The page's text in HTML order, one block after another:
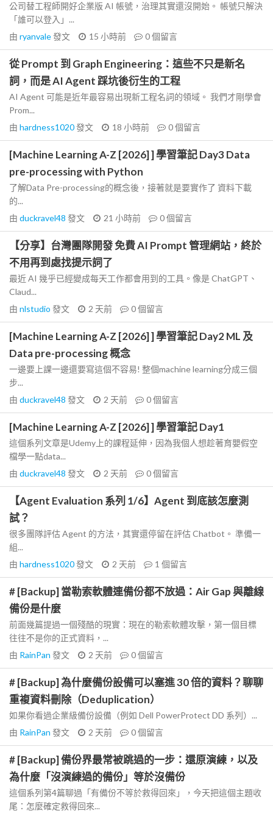
公司替工程師開好企業版 AI 帳號，治理其實還沒開始。 帳號只解決
「誰可以登入」...
由 ryanvale發文 15 小時前 0個留言
從 Prompt 到 Graph Engineering：這些不只是新名
詞，而是 AI Agent 踩坑後衍生的工程
AI Agent 可能是近年最容易出現新工程名詞的領域。 我們才剛學會
Prom...
由 hardness1020發文 18 小時前 0個留言
[Machine Learning A-Z [2026] ] 學習筆記 Day3 Data
pre-processing with Python
了解Data Pre-processing的概念後，接著就是要實作了 資料下載
的...
由 duckravel48 發文 21 小時前 0個留言
【分享】台灣團隊開發 免費 AI Prompt 管理網站，終於
不用再到處找提示詞了
最近 AI 幾乎已經變成每天工作都會用到的工具。像是 ChatGPT、
Claud...
由 nlstudio 發文 2 天前 0個留言
[Machine Learning A-Z [2026] ] 學習筆記 Day2 ML 及
Data pre-processing 概念
一邊要上課一邊還要寫這個不容易! 整個machine learning分成三個
步...
由 duckravel48 發文 2 天前 0個留言
[Machine Learning A-Z [2026] ] 學習筆記 Day1
這個系列文章是Udemy上的課程延伸，因為我個人想趁著育嬰假空
檔學一點data...
由 duckravel48 發文 2 天前 0個留言
【Agent Evaluation 系列 1/6】Agent 到底該怎麼測
試？
很多團隊評估 Agent 的方法，其實還停留在評估 Chatbot。 準備一
組...
由 hardness1020發文 2 天前 1 個留言
# [Backup] 當勒索軟體連備份都不放過：Air Gap 與離線
備份是什麼
前面幾篇提過一個殘酷的現實：現在的勒索軟體攻擊，第一個目標
往往不是你的正式資料，...
由 RainPan 發文 2 天前 0個留言
# [Backup] 為什麼備份設備可以塞進 30 倍的資料？聊聊
重複資料刪除（Deduplication）
如果你看過企業級備份設備（例如 Dell PowerProtect DD 系列）...
由 RainPan 發文 2 天前 0個留言
# [Backup] 備份界最常被跳過的一步：還原演練，以及
為什麼「沒演練過的備份」等於沒備份
這個系列第4篇聊過「有備份不等於救得回來」，今天把這個主題收
尾：怎麼確定救得回來...